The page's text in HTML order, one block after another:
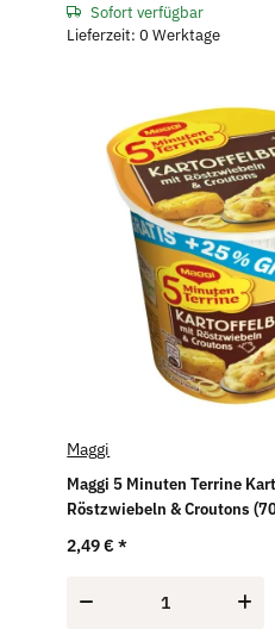
Sofort verfügbar
Lieferzeit: 0 Werktage
Maggi
Maggi 5 Minuten Terrine
Röstzwiebeln & Croutons
2,49 €*